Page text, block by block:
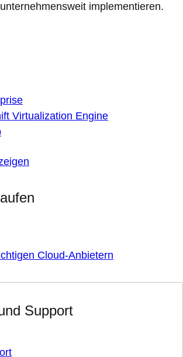
implementieren.
Virtualization Engine
Cloud-Anbietern
Support